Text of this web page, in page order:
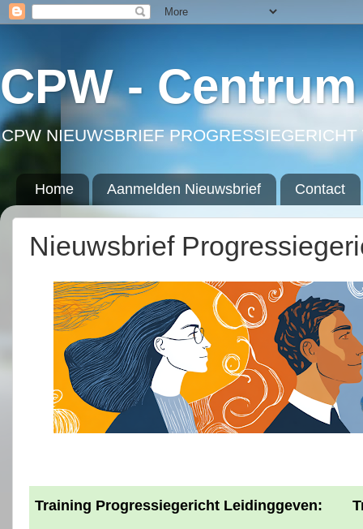
CPW -
CPW NIEUWSBRIEF
Home Aanmelden Nieuwsbrief Contact
Nieuwsbrief
Training Progressiegericht Leidinggeven: